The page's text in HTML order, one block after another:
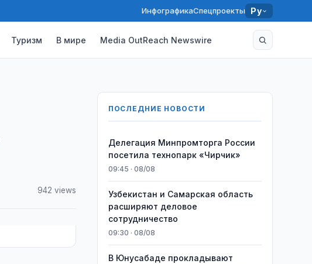
ИнфографикаСпецпроекты Ру
Туризм В мире Media OutReach Newswire
942 views
ПОСЛЕДНИЕ НОВОСТИ
Делегация Минпромторга России
посетила технопарк «Чирчик»
09:45 · 08/08
Узбекистан и Самарская область
расширяют деловое
сотрудничество
09:30 · 08/08
В Юнусабаде прокладывают